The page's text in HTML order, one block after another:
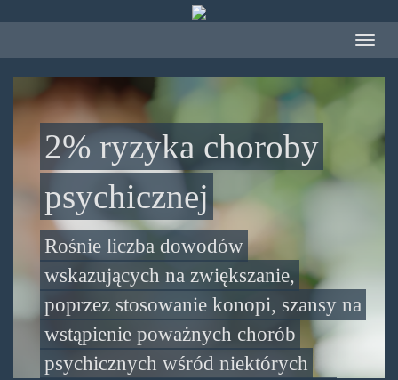
treści
Toggle
2% ryzyka choroby
psychicznej
Rośnie liczba dowodów
wskazujących na zwiększanie,
poprzez stosowanie konopi, szansy na
wstąpienie poważnych chorób
psychicznych wśród niektórych